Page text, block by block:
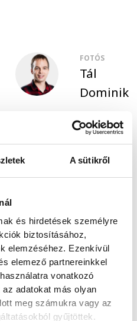
A sütikről
és hirdetések személyre
biztosításához,
elemzéséhez. Ezenkívül
elemező partnereinkkel
vonatkozó
adatokat más olyan
meg számukra vagy az
gyűjtöttek.
FOTÓS
Tál
Dominik
BETÖLTÉSE
FUTSAL NB I, A 3.
2025/2026
VESZPRÉM
5. 18:30